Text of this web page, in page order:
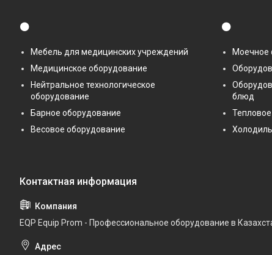
⚫
Мебель для медицинских учреждений
Медицинское оборудование
Нейтральное технологическое
оборудование
Барное оборудование
Весовое оборудование
⚫
Моечное
блюд
EQP Equip Prom - Профессиональное оборудование в